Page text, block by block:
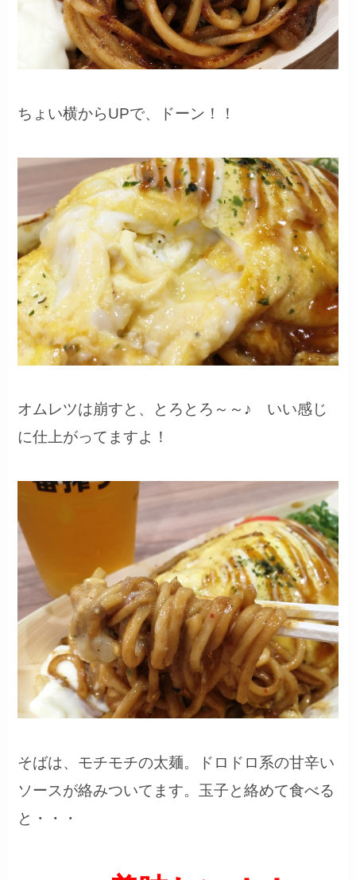
ちょい横からUPで、ドーン！！
オムレツは崩すと、とろとろ～～♪ いい感じ
に仕上がってますよ！
そばは、モチモチの太麺。ドロドロ系の甘辛い
ソースが絡みついてます。玉子と絡めて食べる
と・・・